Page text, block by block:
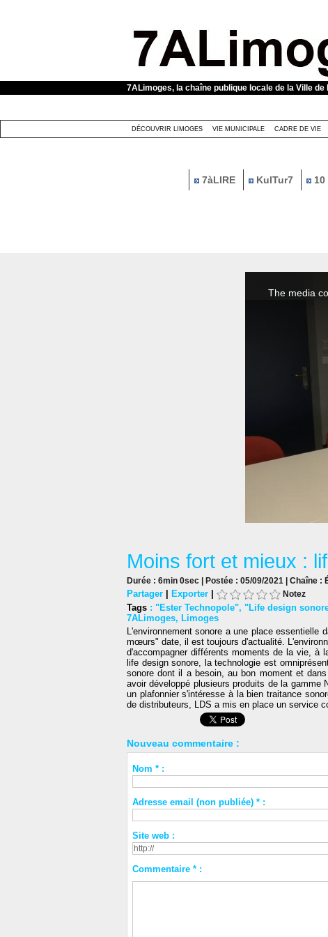
7ALimoges, la chaîne publique locale de la Ville
DÉCOUVRIR LIMOGES VIE MUNICIPALE CADRE DE VIE
7àLIRE KulTur7 10
Moins fort et mieux :
Durée : 6min 0sec | Postée : 05/09/2021 | Chaîne :
Partager | Exporter | Notez
Tags : "Ester Technopole", "Life design
7ALimoges, Limoges
L'environnement sonore a une place
mœurs" date, il est toujours d'actualité.
d'accompagner différents moments de la vie, à
life design sonore, la technologie est
sonore dont il a besoin, au bon moment et
avoir développé plusieurs produits de la gamme
un plafonnier s'intéresse à la bien traitance
de distributeurs, LDS a mis en place un service
Nouveau commentaire :
Nom * :
Adresse email (non publiée) * :
Site web :
Commentaire * :